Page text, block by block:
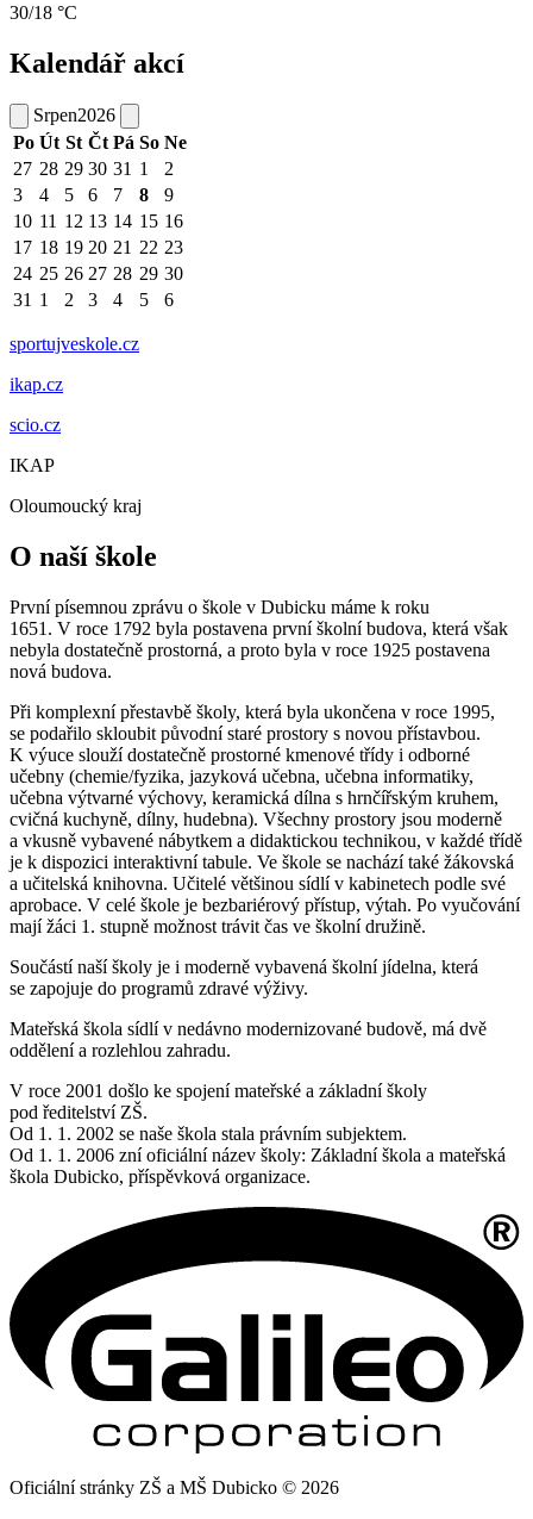
30/18 °C
Kalendář akcí
Srpen2026
Po Út St Čt Pá So Ne
27 28 29 30 31 1
2
3
4 5 6 7 8
9
10 11 12 13 14 15 16
17 18 19 20 21 22 23
24 25 26 27 28 29 30
31 1 2 3 4 5 6
sportujveskole.cz
ikap.cz
scio.cz
IKAP
Oloumoucký kraj
O naší škole
První písemnou zprávu o škole v Dubicku máme k roku
1651. V roce 1792 byla postavena první školní budova, která však
nebyla dostatečně prostorná, a proto byla v roce 1925 postavena
nová budova.
Při komplexní přestavbě školy, která byla ukončena v roce 1995,
se podařilo skloubit původní staré prostory s novou přístavbou.
K výuce slouží dostatečně prostorné kmenové třídy i odborné
učebny (chemie/fyzika, jazyková učebna, učebna informatiky,
učebna výtvarné výchovy, keramická dílna s hrnčířským kruhem,
cvičná kuchyně, dílny, hudebna). Všechny prostory jsou moderně
a vkusně vybavené nábytkem a didaktickou technikou, v každé třídě
je k dispozici interaktivní tabule. Ve škole se nachází také žákovská
a učitelská knihovna. Učitelé většinou sídlí v kabinetech podle své
aprobace. V celé škole je bezbariérový přístup, výtah. Po vyučování
mají žáci 1. stupně možnost trávit čas ve školní družině.
Součástí naší školy je i moderně vybavená školní jídelna, která
se zapojuje do programů zdravé výživy.
Mateřská škola sídlí v nedávno modernizované budově, má dvě
oddělení a rozlehlou zahradu.
V roce 2001 došlo ke spojení mateřské a základní školy
pod ředitelství ZŠ.
Od 1. 1. 2002 se naše škola stala právním subjektem.
Od 1. 1. 2006 zní oficiální název školy: Základní škola a mateřská
škola Dubicko, příspěvková organizace.
Oficiální stránky ZŠ a MŠ Dubicko © 2026